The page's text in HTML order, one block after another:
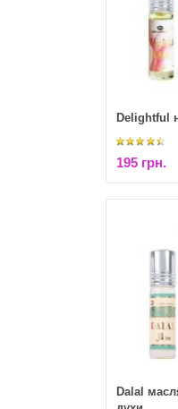
Delightful
195 грн.
Dalal